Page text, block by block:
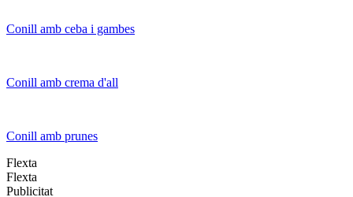
Conill amb ceba i gambes
Conill amb crema d'all
Conill amb prunes
Flexta
Flexta
Publicitat